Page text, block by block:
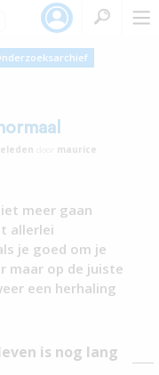
maurice
meer gaan
allerlei
je goed om je
maar op de juiste
een herhaling
is nog lang